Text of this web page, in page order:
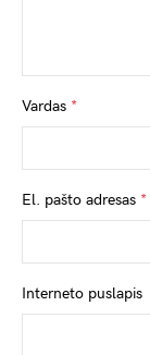
Vardas *
El. pašto adresas *
Interneto puslapis